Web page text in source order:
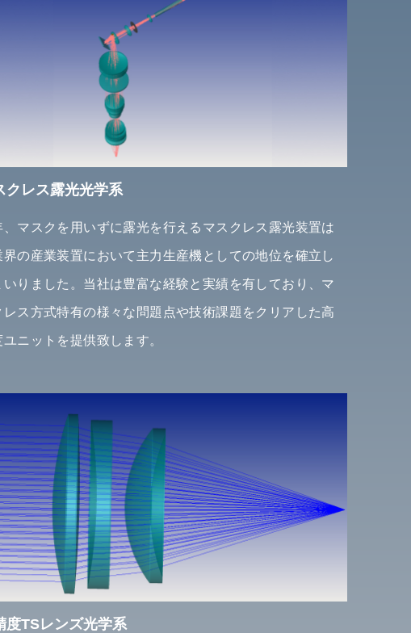
クレス露光光学系
、マスクを用いずに露光を行えるマスクレス露光装置は
界の産業装置において主力生産機としての地位を確立し
いりました。当社は豊富な経験と実績を有しており、マ
レス方式特有の様々な問題点や技術課題をクリアした高
ユニットを提供致します。
度TSレンズ光学系